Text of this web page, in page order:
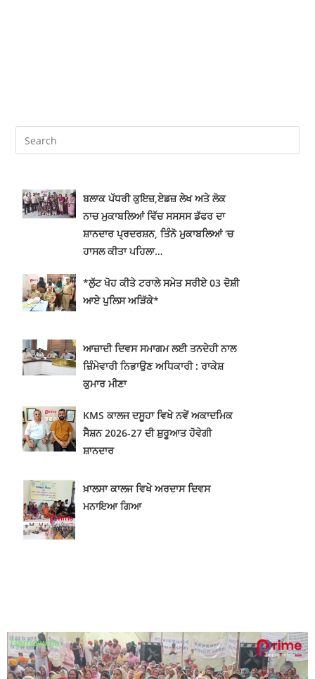
ਬਲਾਕ ਪੱਧਰੀ ਕੁਇਜ਼,ਏਡਜ਼ ਲੇਖ ਅਤੇ ਲੋਕ
ਨਾਚ ਮੁਕਾਬਲਿਆਂ ਵਿੱਚ ਸਸਸਸ ਡੱਫਰ ਦਾ
ਸ਼ਾਨਦਾਰ ਪ੍ਰਦਰਸ਼ਨ, ਤਿੰਨੋ ਮੁਕਾਬਲਿਆਂ ‘ਚ
ਹਾਸਲ ਕੀਤਾ ਪਹਿਲਾ…
*ਲੁੱਟ ਖੋਹ ਕੀਤੇ ਟਰਾਲੇ ਸਮੇਤ ਸਰੀਏ 03 ਦੋਸ਼ੀ
ਆਏ ਪੁਲਿਸ ਅੜਿੱਕੇ*
ਆਜ਼ਾਦੀ ਦਿਵਸ ਸਮਾਗਮ ਲਈ ਤਨਦੇਹੀ ਨਾਲ
ਜ਼ਿੰਮੇਵਾਰੀ ਨਿਭਾਉਣ ਅਧਿਕਾਰੀ : ਰਾਕੇਸ਼
ਕੁਮਾਰ ਮੀਣਾ
KMS ਕਾਲਜ ਦਸੂਹਾ ਵਿਖੇ ਨਵੇਂ ਅਕਾਦਮਿਕ
ਸੈਸ਼ਨ 2026-27 ਦੀ ਸ਼ੁਰੂਆਤ ਹੋਵੇਗੀ
ਸ਼ਾਨਦਾਰ
ਖ਼ਾਲਸਾ ਕਾਲਜ ਵਿਖੇ ਅਰਦਾਸ ਦਿਵਸ
ਮਨਾਇਆ ਗਿਆ